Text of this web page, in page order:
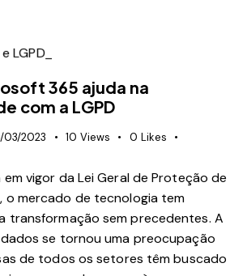
365 ajuda na
com a LGPD
03/2023 10 Views 0 Likes
vigor da Lei Geral de Proteção de
o mercado de tecnologia tem
transformação sem precedentes. A
se tornou uma preocupação
de todos os setores têm buscado